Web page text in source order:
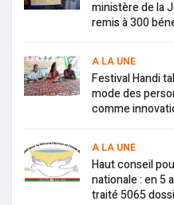
ministère de la
remis à 300
A LA UNE
Festival Handi
mode des
comme
A LA UNE
Haut conseil
nationale : en 5
traité 5065